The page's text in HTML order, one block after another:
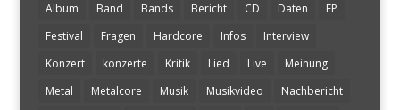
Album Band Bands Bericht CD Daten
EP
Festival
Fragen Hardcore Infos
Interview
Konzert
konzerte Kritik Lied Live
Meinung
Metal
Metalcore Musik Musikvideo Nachbericht